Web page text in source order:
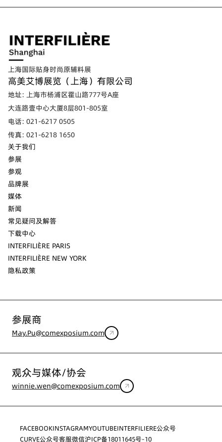
参展商
May.Pu@comexposium.com
观众与媒体/协会
winnie.wen@comexposium.com
上海国际贴身时尚原辅料展
高美艾博展览（上海）有限公司
地址: 上海市杨浦区霍山路777号A座
大连路壹中心大厦8层801-805室
电话: 021-6217 0505
传真: 021-6218 1650
关于我们
参展
参观
品牌展
媒体
新闻
常见疑问及解答
下载中心
INTERFILIÈRE PARIS
INTERFILIÈRE NEW YORK
隐私政策
FACEBOOKINSTAGRAMYOUTUBEINTERFILIERE公众号
CURVE公众号客服微信沪ICP备18011645号-10